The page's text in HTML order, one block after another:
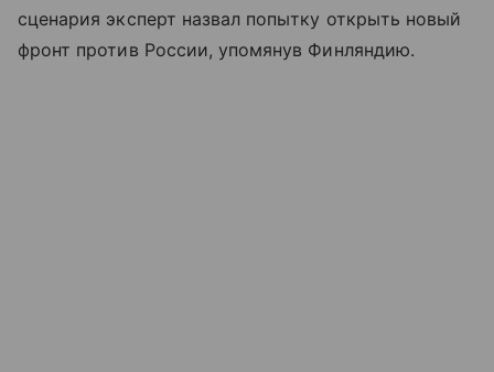
сценария эксперт назвал попытку открыть новый
фронт против России, упомянув Финляндию.